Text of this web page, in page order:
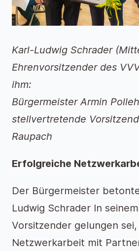
Karl-Ludwig Schrader
Ehrenvorsitzender des
ihm:
Bürgermeister Armin
stellvertretende
Raupach
Erfolgreiche
Der Bürgermeister
Ludwig Schrader In
Vorsitzender gelungen
Netzwerkarbeit mit